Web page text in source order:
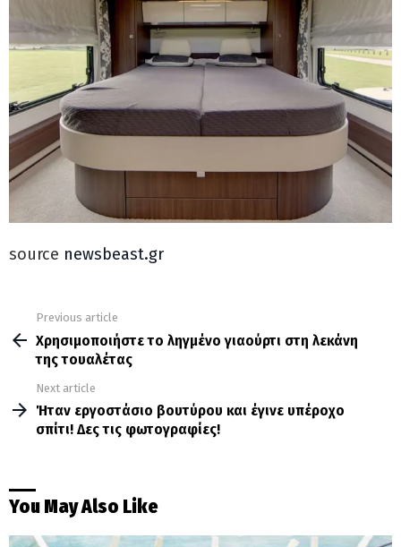
source newsbeast.gr
more
Previous article
Χρησιμοποιήστε το ληγμένο γιαούρτι στη λεκάνη
της τουαλέτας
Next article
Ήταν εργοστάσιο βουτύρου και έγινε υπέροχο
σπίτι! Δες τις φωτογραφίες!
You May Also Like